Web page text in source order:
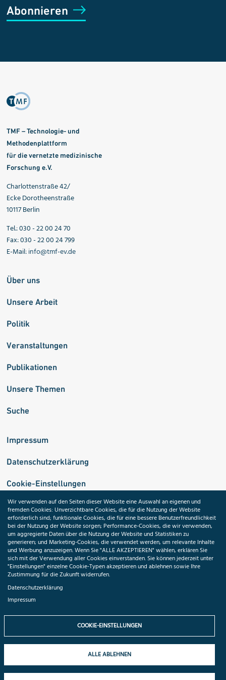
Abonnieren
TMF – Technologie- und
Methodenplattform
für die vernetzte medizinische
Forschung e.V.
Charlottenstraße 42/
Ecke Dorotheenstraße
10117 Berlin
Tel.: 030 - 22 00 24 70
Fax: 030 - 22 00 24 799
E-Mail:info@tmf-ev.de
Über uns
Unsere Arbeit
Politik
Veranstaltungen
Publikationen
Unsere Themen
Suche
Impressum
Datenschutzerklärung
Cookie-Einstellungen
Medizininformatik-Initiative
ToolPool Gesundheitsforschung
Folgen Sie uns:
© 2026 TMF e.V. All rights reserved.
Wir verwenden auf den Seiten dieser Website eine Auswahl an eigenen und
fremden Cookies: Unverzichtbare Cookies, die für die Nutzung der Website
erforderlich sind; funktionale Cookies, die für eine bessere Benutzerfreundlichkeit
bei der Nutzung der Website sorgen; Performance-Cookies, die wir verwenden,
um aggregierte Daten über die Nutzung der Website und Statistiken zu
generieren; und Marketing-Cookies, die verwendet werden, um relevante Inhalte
und Werbung anzuzeigen. Wenn Sie "ALLE AKZEPTIEREN" wählen, erklären Sie
sich mit der Verwendung aller Cookies einverstanden. Sie können jederzeit unter
"Einstellungen" einzelne Cookie-Typen akzeptieren und ablehnen sowie Ihre
Zustimmung für die Zukunft widerrufen.
Datenschutzerklärung
Impressum
COOKIE-EINSTELLUNGEN
ALLE ABLEHNEN